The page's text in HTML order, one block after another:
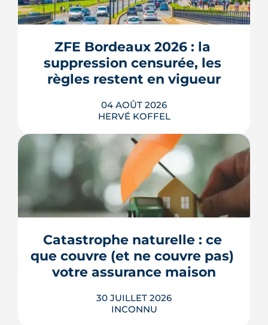
ZFE Bordeaux 2026 : la
suppression censurée, les
règles restent en vigueur
04 AOÛT 2026
HERVÉ KOFFEL
La fin des zones à faibles émissions a
fait la une au printemps 2026, avant
d'être effacée par le Conseil
tient toujours et la vignette Crit'Air
reste la clé d'entrée dans l'intra-rocade.
LIRE L'ARTICLE
Catastrophe naturelle : ce
que couvre (et ne couvre pas)
votre assurance maison
30 JUILLET 2026
INCONNU